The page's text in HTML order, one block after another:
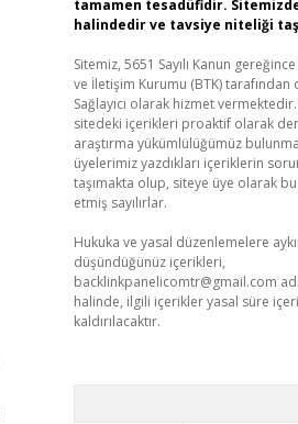
tamamen tesadüfidir.
halindedir ve tavsiye niteliği
Sitemiz, 5651 Sayılı Kanun
ve İletişim Kurumu (BTK) tarafından
Sağlayıcı olarak hizmet
sitedeki içerikleri proaktif olarak
araştırma yükümlülüğümüz
üyelerimiz yazdıkları içeriklerin
taşımakta olup, siteye üye olarak
etmiş sayılırlar.
Hukuka ve yasal düzenlemelere
düşündüğünüz içerikleri,
backlinkpanelicomtr@gmail.com
halinde, ilgili içerikler yasal süre
kaldırılacaktır.